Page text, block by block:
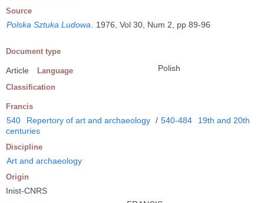
Source
Polska Sztuka Ludowa 1976, Vol 30, Num 2, pp 89-96
Document type
Article Language Polish
Classification
Francis
540 Repertory of art and archaeology / 540-484
19th and 20th
centuries
Discipline
Art and archaeology
Origin
Inist-CNRS